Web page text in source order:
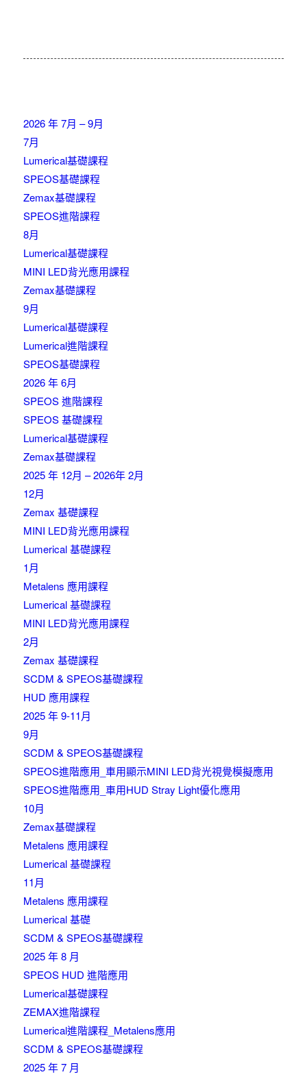
2026 年 7月 – 9月
7月
Lumerical基礎課程
SPEOS基礎課程
Zemax基礎課程
SPEOS進階課程
8月
Lumerical基礎課程
MINI LED背光應用課程
Zemax基礎課程
9月
Lumerical基礎課程
Lumerical進階課程
SPEOS基礎課程
2026 年 6月
SPEOS 進階課程
SPEOS 基礎課程
Lumerical基礎課程
Zemax基礎課程
2025 年 12月 – 2026年 2月
12月
Zemax 基礎課程
MINI LED背光應用課程
Lumerical 基礎課程
1月
Metalens 應用課程
Lumerical 基礎課程
MINI LED背光應用課程
2月
Zemax 基礎課程
SCDM & SPEOS基礎課程
HUD 應用課程
2025 年 9-11月
9月
SCDM & SPEOS基礎課程
SPEOS進階應用_車用顯示MINI LED背光視覺模擬應用
SPEOS進階應用_車用HUD Stray Light優化應用
10月
Zemax基礎課程
Metalens 應用課程
Lumerical 基礎課程
11月
Metalens 應用課程
Lumerical 基礎
SCDM & SPEOS基礎課程
2025 年 8 月
SPEOS HUD 進階應用
Lumerical基礎課程
ZEMAX進階課程
Lumerical進階課程_Metalens應用
SCDM & SPEOS基礎課程
2025 年 7 月